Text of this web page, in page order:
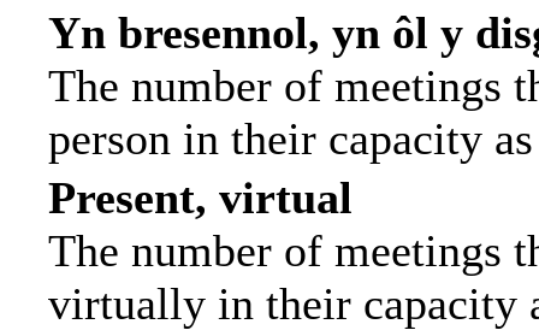
Yn bresennol, yn ôl y
The number of meetings
person in their capacity
Present, virtual
The number of meetings
virtually in their capacity